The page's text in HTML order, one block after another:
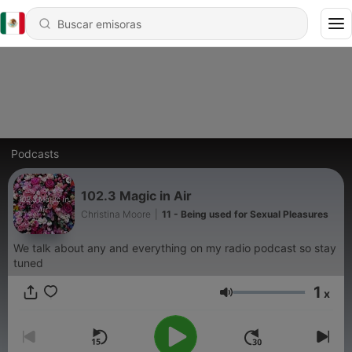
Podcasts
102.3 Magic in Air
Christina Moore 11 - Being used for Sexual Pleasures
We talk about any and everything on my radio podcast so stay
tuned
Volumen 1 x